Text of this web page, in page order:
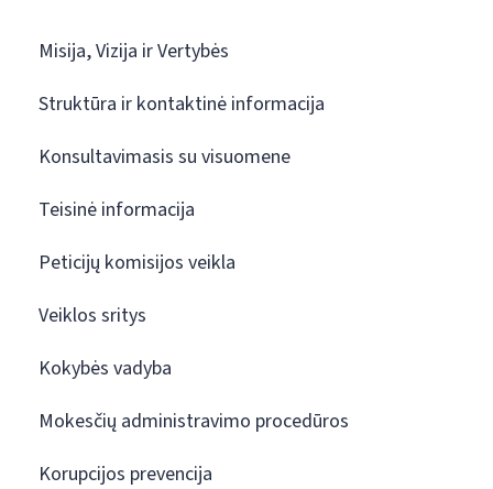
Misija, Vizija ir Vertybės
Struktūra ir kontaktinė informacija
Konsultavimasis su visuomene
Teisinė informacija
Peticijų komisijos veikla
Veiklos sritys
Kokybės vadyba
Mokesčių administravimo procedūros
Korupcijos prevencija